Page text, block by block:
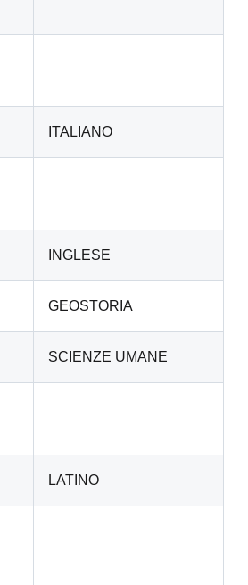
ITALIANO
INGLESE
GEOSTORIA
SCIENZE UMANE
LATINO